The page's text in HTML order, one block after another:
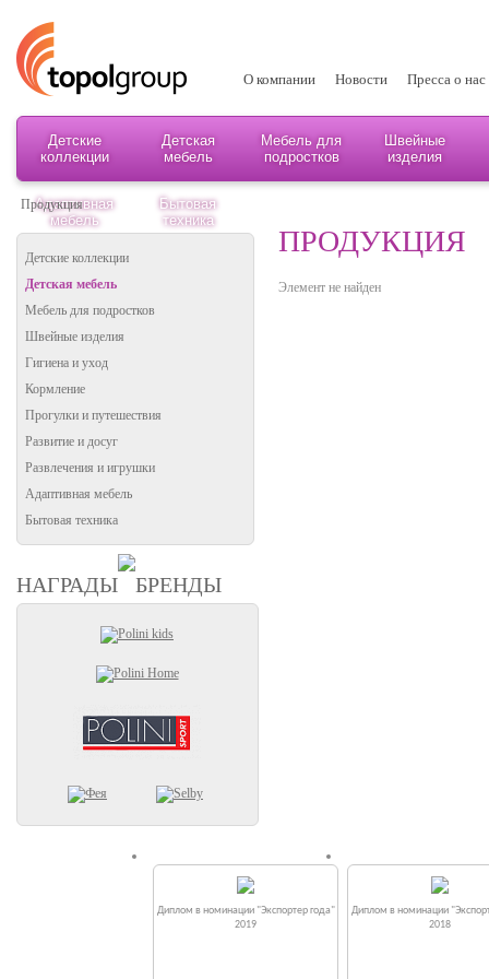
О компании Новости Пресса о нас
Детские
коллекции
Детская
мебель
Мебель для
подростков
Швейные
изделия
Адаптивная
мебель
Бытовая
техника
Продукция
Детские коллекции
Детская мебель
Мебель для подростков
Швейные изделия
Гигиена и уход
Кормление
Прогулки и путешествия
Развитие и досуг
Развлечения и игрушки
Адаптивная мебель
Бытовая техника
НАГРАДЫ БРЕНДЫ
ПРОДУКЦИЯ
Элемент не найден
Диплом в номинации "Экспортер года"
2019
Диплом в номинации
2018